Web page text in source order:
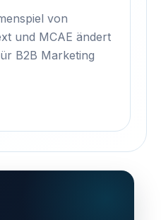
von
und MCAE ändert
B2B Marketing